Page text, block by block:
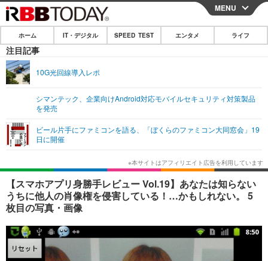
CLOSE
ホーム
IT・デジタル
ショッピング その他
エンタメTOP
韓国・芸能
音楽 スポーツ
グラビア
ショッピング その他
ライフ
ライフTOP グルメ
ペット ショッピング
その他
リリース一覧
プッシュ通知の停止方法
MENU
ホーム IT・デジタル SPEED TEST エンタメ ライフ
注目記事
10G光回線導入レポ
シマンテック、企業向けAndroid対応モバイルセキュリティ対策製品
を発売
ビール片手にファミコンを語る、「ぼくらのファミコン大同窓会」19
日に開催
【スマホアプリ身勝手レビュー Vol.19】あなたは知らない
うちに他人の肖像権を侵害している！…かもしれない。 5
枚目の写真・画像